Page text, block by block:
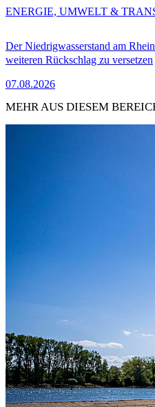
Der Niedrigwasserstand am
weiteren Rückschlag zu versetzen
07.08.2026
ENERGIE, UMWELT &
MEHR AUS DIESEM